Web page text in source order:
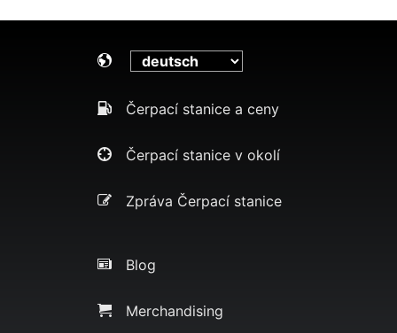
Čerpací stanice a ceny
Čerpací stanice v okolí
Zpráva Čerpací stanice
Blog
Merchandising